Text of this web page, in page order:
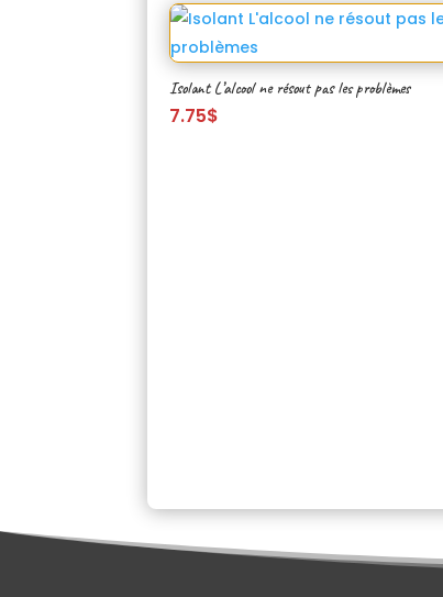
Isolant L’alcool ne résout pas les problèmes
7.75$